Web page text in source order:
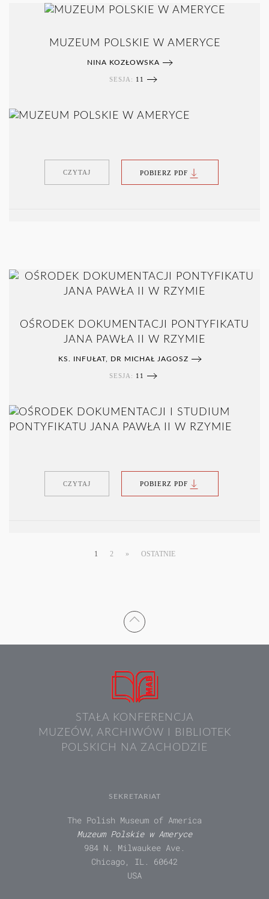
MUZEUM POLSKIE W AMERYCE
NINA KOZŁOWSKA
SESJA: 11
CZYTAJ POBIERZ PDF
OŚRODEK DOKUMENTACJI PONTYFIKATU
JANA PAWŁA II W RZYMIE
KS. INFUŁAT, DR MICHAŁ JAGOSZ
SESJA: 11
CZYTAJ POBIERZ PDF
1 2 » OSTATNIE
STAŁA KONFERENCJA
MUZEÓW, ARCHIWÓW I BIBLIOTEK
POLSKICH NA ZACHODZIE
SEKRETARIAT
The Polish Museum of America
Muzeum Polskie w Ameryce
984 N. Milwaukee Ave.
Chicago, IL. 60642
USA